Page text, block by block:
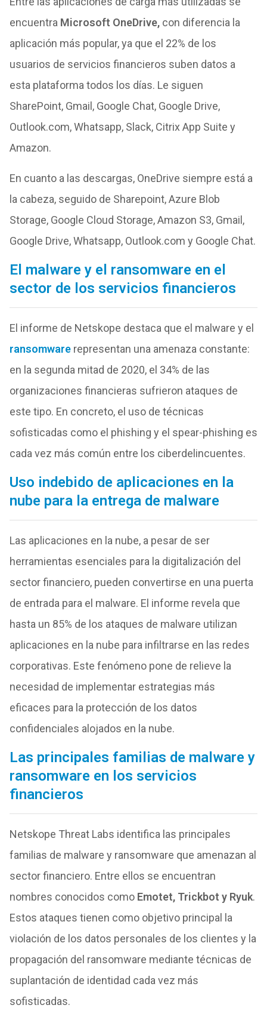
encuentra Microsoft OneDrive,con diferencia la
aplicación más popular, ya que el 22% de los
usuarios de servicios financieros suben datos a
esta plataforma todos los días. Le siguen
SharePoint, Gmail, Google Chat, Google Drive,
Outlook.com, Whatsapp, Slack, Citrix App Suite y
Amazon.
En cuanto a las descargas, OneDrive siempre está a
la cabeza, seguido de Sharepoint, Azure Blob
Storage, Google Cloud Storage, Amazon S3, Gmail,
Google Drive, Whatsapp, Outlook.com y Google Chat.
El malware y el ransomware en el
sector de los servicios financieros
El informe de Netskope destaca que el malware y el
ransomwarerepresentan una amenaza constante:
en la segunda mitad de 2020, el 34% de las
organizaciones financieras sufrieron ataques de
este tipo. En concreto, el uso de técnicas
sofisticadas como el phishing y el spear-phishing es
cada vez más común entre los ciberdelincuentes.
Uso indebido de aplicaciones en la
nube para la entrega de malware
Las aplicaciones en la nube, a pesar de ser
herramientas esenciales para la digitalización del
sector financiero, pueden convertirse en una puerta
de entrada para el malware. El informe revela que
hasta un 85% de los ataques de malware utilizan
aplicaciones en la nube para infiltrarse en las redes
corporativas. Este fenómeno pone de relieve la
necesidad de implementar estrategias más
eficaces para la protección de los datos
confidenciales alojados en la nube.
Las principales familias de malware y
ransomware en los servicios
financieros
Netskope Threat Labs identifica las principales
familias de malware y ransomware que amenazan al
sector financiero. Entre ellos se encuentran
nombres conocidos comoEmotet, Trickbot y Ryuk.
Estos ataques tienen como objetivo principal la
violación de los datos personales de los clientes y la
propagación del ransomware mediante técnicas de
suplantación de identidad cada vez más
sofisticadas.